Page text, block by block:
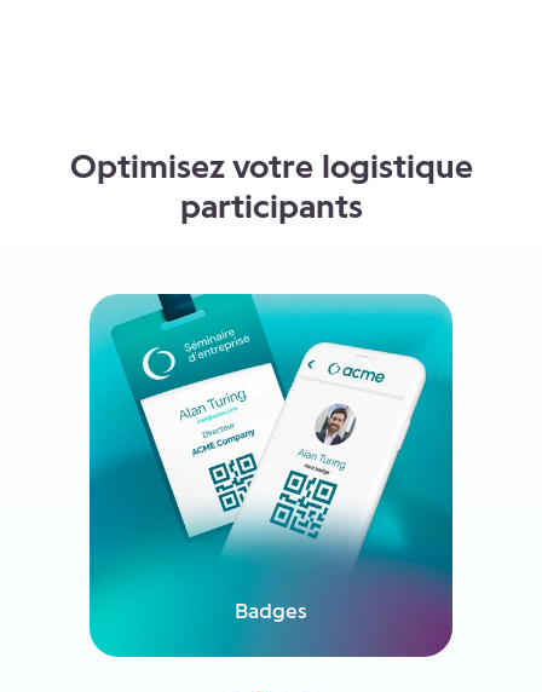
Optimisez votre logistique
participants
Badges